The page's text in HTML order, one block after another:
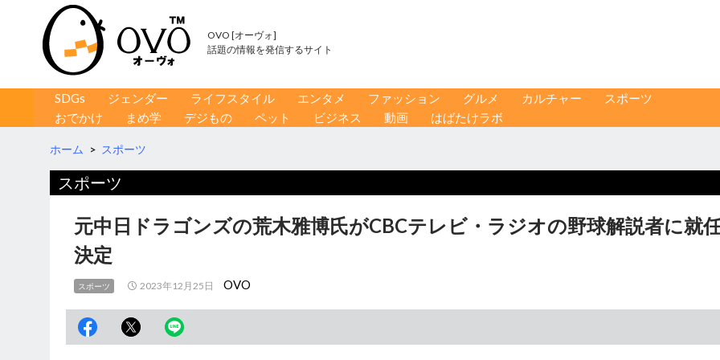
OVO [オーヴォ]
話題の情報を発信するサイト
コンテンツへ移動
SDGs ジェンダー ライフスタイル エンタメ ファッション グルメ カルチャー
スポーツ
おでかけ
まめ学 デジもの ペット ビジネス 動画 はばたけラボ
ホーム > スポーツ
スポーツ
元中日ドラゴンズの荒木雅博氏がCBCテレビ・ラジオの野球解説者に就
決定
スポーツ 2023年12月25日 OVO